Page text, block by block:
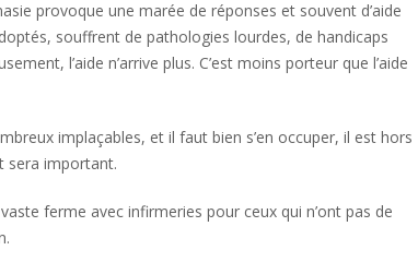
provoque une marée de réponses et souvent d’aide
souffrent de pathologies lourdes, de handicaps
l’aide n’arrive plus. C’est moins porteur que l’aide
implaçables, et il faut bien s’en occuper, il est hors
sera important.
ferme avec infirmeries pour ceux qui n’ont pas de